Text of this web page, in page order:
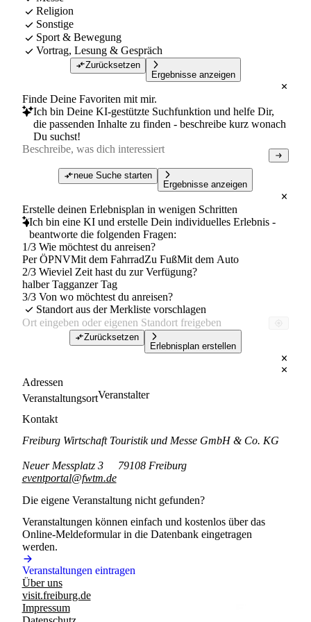
Religion
Sonstige
Sport & Bewegung
Vortrag, Lesung & Gespräch
Zurücksetzen
Ergebnisse anzeigen
Finde Deine Favoriten mit mir.
Ich bin Deine KI-gestützte Suchfunktion und helfe Dir,
die passenden Inhalte zu finden - beschreibe kurz wonach
Du suchst!
neue Suche starten
Ergebnisse anzeigen
Erstelle deinen Erlebnisplan in wenigen Schritten
Ich bin eine KI und erstelle Dein individuelles Erlebnis -
beantworte die folgenden Fragen:
1/3 Wie möchtest du anreisen?
Per ÖPNVMit dem FahrradZu FußMit dem Auto
2/3 Wieviel Zeit hast du zur Verfügung?
halber Tagganzer Tag
3/3 Von wo möchtest du anreisen?
Standort aus der Merkliste vorschlagen
Zurücksetzen
Erlebnisplan erstellen
Adressen
VeranstaltungsortVeranstalter
Kontakt
Freiburg Wirtschaft Touristik und Messe GmbH & Co. KG
Neuer Messplatz 3
79108 Freiburg
eventportal@fwtm.de
Die eigene Veranstaltung nicht gefunden?
Veranstaltungen können einfach und kostenlos über das
Online-Meldeformular in die Datenbank eingetragen
werden.
Veranstaltungen eintragen
Über uns
visit.freiburg.de
Impressum